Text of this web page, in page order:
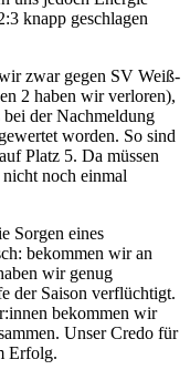
knapp geschlagen
zwar gegen SV Weiß-
2 haben wir verloren),
der Nachmeldung
worden. So sind
Platz 5. Da müssen
noch einmal
Sorgen eines
bekommen wir an
wir genug
der Saison verflüchtigt.
bekommen wir
Unser Credo für
Erfolg.